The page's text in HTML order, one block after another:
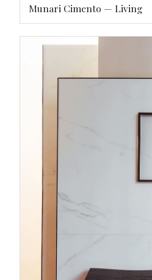
Munari Cimento — Living